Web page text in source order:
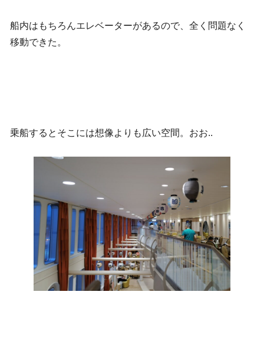
船内はもちろんエレベーターがあるので、全く問題なく
移動できた。
乗船するとそこには想像よりも広い空間。おお..